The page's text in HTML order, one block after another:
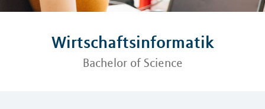
Wirtschaftsinformatik
Bachelor of Science